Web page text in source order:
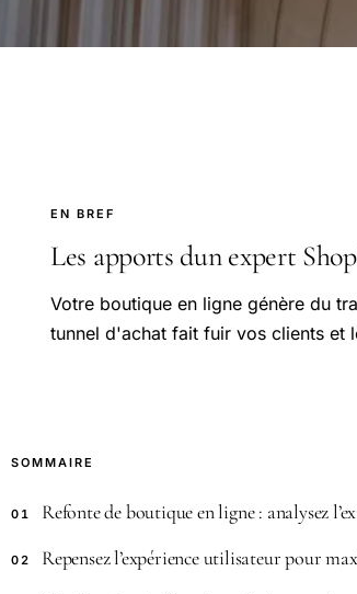
EN BREF
Les apports dun expert
Votre boutique en ligne génère du
tunnel d'achat fait fuir vos clients et
SOMMAIRE
01 Refonte de boutique en ligne : analysez
02 Repensez l’expérience utilisateur pour